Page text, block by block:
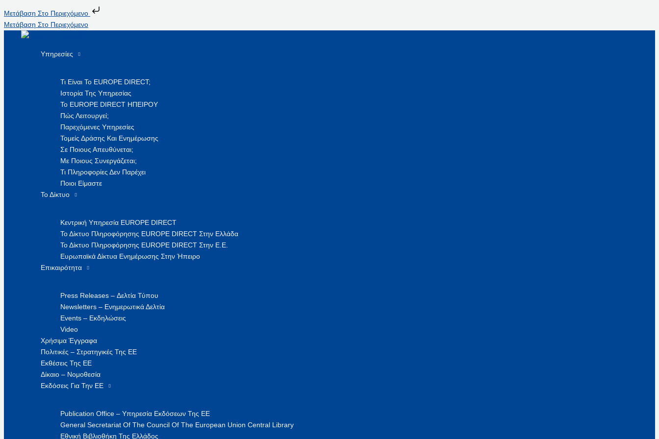
Μετάβαση Στο Περιεχόμενο
Μετάβαση Στο Περιεχόμενο
Υπηρεσίες
Τι Είναι Το EUROPE DIRECT;
Ιστορία Της Υπηρεσίας
Το EUROPE DIRECT ΗΠΕΙΡΟΥ
Πώς Λειτουργεί;
Παρεχόμενες Υπηρεσίες
Τομείς Δράσης Και Ενημέρωσης
Σε Ποιους Απευθύνεται;
Με Ποιους Συνεργάζεται;
Τι Πληροφορίες Δεν Παρέχει
Ποιοι Είμαστε
Το Δίκτυο
Κεντρική Υπηρεσία EUROPE DIRECT
Το Δίκτυο Πληροφόρησης EUROPE DIRECT Στην Ελλάδα
Το Δίκτυο Πληροφόρησης EUROPE DIRECT Στην Ε.Ε.
Ευρωπαϊκά Δίκτυα Ενημέρωσης Στην Ήπειρο
Επικαιρότητα
Press Releases – Δελτία Τύπου
Newsletters – Ενημερωτικά Δελτία
Events – Εκδηλώσεις
Video
Χρήσιμα Έγγραφα
Πολιτικές – Στρατηγικές Της ΕΕ
Εκθέσεις Της ΕΕ
Δίκαιο – Νομοθεσία
Εκδόσεις Για Την ΕΕ
Publication Office – Υπηρεσία Εκδόσεων Της ΕΕ
General Secretariat Of The Council Of The European Union Central Library
Εθνική Βιβλιοθήκη Της Ελλάδος